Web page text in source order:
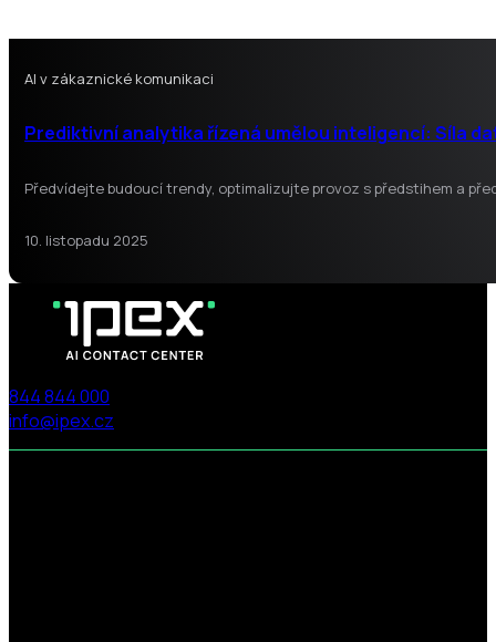
AI v zákaznické komunikaci
Prediktivní analytika řízená umělou inteligencí: Síla
Předvídejte budoucí trendy, optimalizujte provoz s předstihem a
10. listopadu 2025
844 844 000
info@ipex.cz
Follow us on Facebook
Follow us on X
Follow us on LinkedIn
Follow us on LinkedIn